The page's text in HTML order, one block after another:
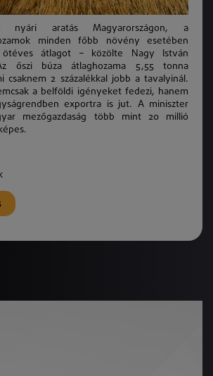
nyári aratás Magyarországon, a
minden főbb növény esetében
ötéves átlagot – közölte Nagy István
őszi búza átlaghozama 5,55 tonna
csaknem 2 százalékkal jobb a tavalyinál.
a belföldi igényeket fedezi, hanem
exportra is jut. A miniszter
mezőgazdaság több mint 20 millió